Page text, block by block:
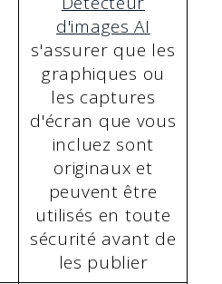
d'images AI
s'assurer que les
graphiques ou
les captures
d'écran que vous
incluez sont
originaux et
peuvent être
utilisés en toute
sécurité avant de
les publier